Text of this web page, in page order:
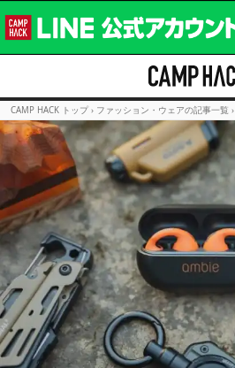
CAMP HACK トップ › ファッション・ウェアの記事一覧 ›